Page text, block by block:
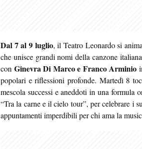
Dal 7 al 9 luglio, il Teatro Leonardo si
che unisce grandi nomi della canzone
con Ginevra Di Marco e Franco Arminio
popolari e riflessioni profonde. Martedì 8
mescola successi e aneddoti in una formula
“Tra la carne e il cielo tour”, per celebrare i
appuntamenti imperdibili per chi ama la